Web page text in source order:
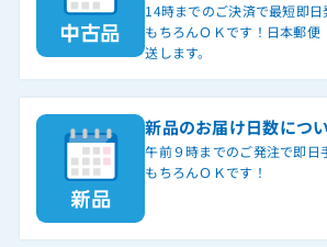
14時までのご決済で最短即
もちろんＯＫです！日本郵便
送します。
新品のお届け日数につ
午前９時までのご発注で即日
もちろんＯＫです！